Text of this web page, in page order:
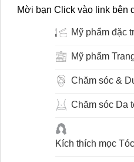
Mời bạn Click vào link bên
Mỹ phẩm đặc
Mỹ phẩm
Chăm sóc &
Chăm sóc Da
Kích thích mọc